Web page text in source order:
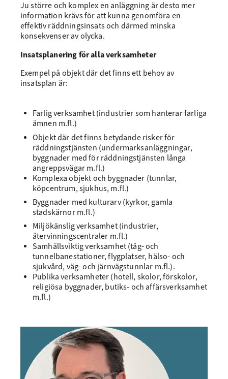
Ju större och komplex en anläggning är desto mer
information krävs för att kunna genomföra en
effektiv räddningsinsats och därmed minska
konsekvenser av olycka.
Insatsplanering för alla verksamheter
Exempel på objekt där det finns ett behov av
insatsplan är:
Farlig verksamhet (industrier som hanterar farliga
ämnen m.fl.)
Objekt där det finns betydande risker för
räddningstjänsten (undermarksanläggningar,
byggnader med för räddningstjänsten långa
angreppsvägar m.fl.)
Komplexa objekt och byggnader (tunnlar,
köpcentrum, sjukhus, m.fl.)
Byggnader med kulturarv (kyrkor, gamla
stadskärnor m.fl.)
Miljökänslig verksamhet (industrier,
återvinningscentraler m.fl.)
Samhällsviktig verksamhet (tåg- och
tunnelbanestationer, flygplatser, hälso- och
sjukvård, väg- och järnvägstunnlar m.fl.).
Publika verksamheter (hotell, skolor, förskolor,
religiösa byggnader, butiks- och affärsverksamhet
m.fl.)